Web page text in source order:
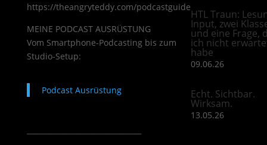
https://theangryteddy.com/podcastguide
MEINE PODCAST AUSRÜSTUNG
Vom Smartphone-Podcasting bis zum
Studio-Setup:
Podcast Ausrüstung
HTL Traun:
Input, zwei
und eine Frage,
ich nicht
habe
09.06.26
Echt. Sichtbar.
Wirksam.
13.05.26